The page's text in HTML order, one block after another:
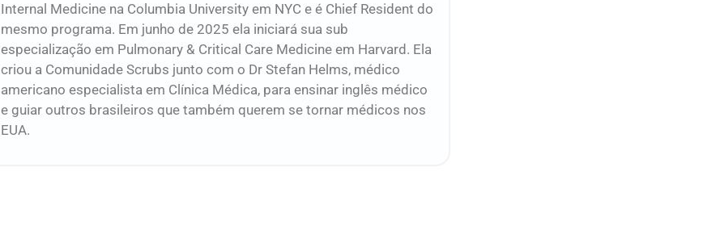
Internal Medicine na Columbia University em NYC e é Chief Resident do
mesmo programa. Em junho de 2025 ela iniciará sua sub
especialização em Pulmonary & Critical Care Medicine em Harvard. Ela
criou a Comunidade Scrubs junto com o Dr Stefan Helms, médico
americano especialista em Clínica Médica, para ensinar inglês médico
e guiar outros brasileiros que também querem se tornar médicos nos
EUA.